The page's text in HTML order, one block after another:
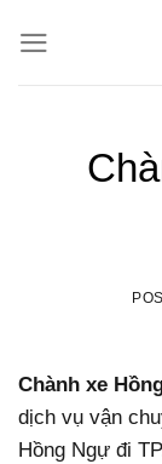
Chành xe
dịch vụ vận
Hồng Ngự đi